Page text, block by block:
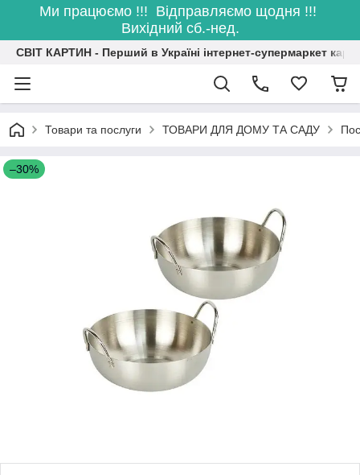
Ми працюємо !!! Відправляємо щодня !!!
Вихідний сб.-нед.
СВІТ КАРТИН - Перший в Україні інтернет-супермаркет
Товари та послуги ТОВАРИ ДЛЯ ДОМУ ТА САДУ
–30%